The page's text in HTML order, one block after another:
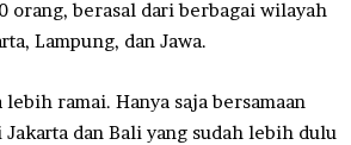
orang, berasal dari berbagai wilayah
Lampung, dan Jawa.
ramai. Hanya saja bersamaan
dan Bali yang sudah lebih dulu